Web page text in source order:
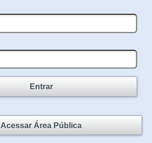
Entrar
Acessar Área Pública